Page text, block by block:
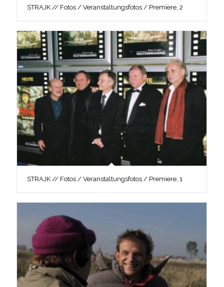
STRAJK // Fotos / Veranstaltungsfotos / Premiere, 2
STRAJK // Fotos / Veranstaltungsfotos / Premiere, 1